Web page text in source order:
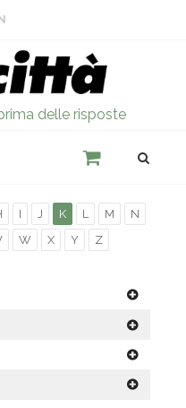
delle risposte
I J K L M
N
W X Y Z